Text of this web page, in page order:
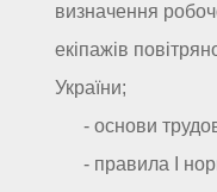
визначення
екіпажів
України;
- основи
- правила І